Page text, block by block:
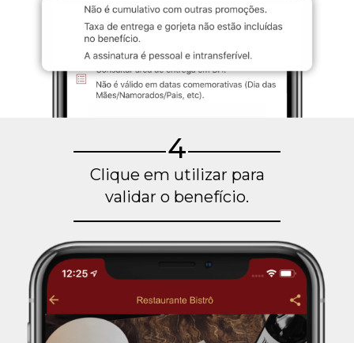
4
Clique em utilizar para
validar o benefício.